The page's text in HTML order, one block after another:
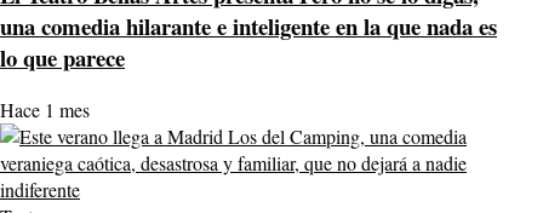
una comedia hilarante e inteligente en la que nada es
lo que parece
Hace 1 mes